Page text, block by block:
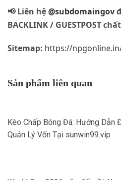
📢 Liên hệ@subdomaingov
BACKLINK / GUESTPOST
Sitemap: https://
Sản phẩm liên quan
Kèo Chấp Bóng Đá: Hướng Dẫn
Quản Lý Vốn Tại sunwin99.vip